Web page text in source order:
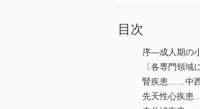
目次
序―成人期の
〔各専門領域
腎疾患……中
先天性心疾